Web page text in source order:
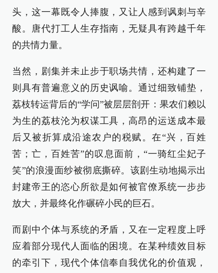
头，这一幕既令人捧腹，又让人感到讽刺与辛
酸。唐代打工人生存指南，无疑具有跨越千年
的共情力量。
当然，剧集并未止步于职场共情，还构建了一
则具有普遍意义的历史讽喻。通过细致铺垫，
荔枝转运背后的“学问”被层层剖开：果农们赖以
为生的荔枝沦为权谋工具，高昂的运送成本最
后又被折算成沿途农户的税赋。在“兴，百姓
苦；亡，百姓苦”的叹息面前，“一骑红尘妃子
笑”的浪漫面纱被彻底撕碎。该剧生动地揭示出
封建帝王的恣心所欲是如何被官僚系统一步步
放大，并最终化作碾碎小民的巨石。
而剧中个体与系统的矛盾，又在一定程度上呼
应着部分现代人面临的困境。在某种绩效目标
的牵引下，现代个体信奉自我优化的价值观，